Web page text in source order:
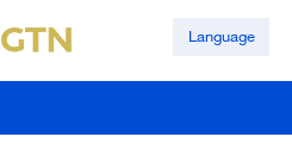
Language